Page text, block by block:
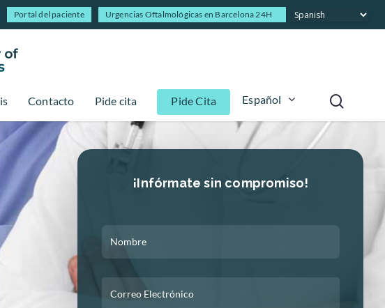
Portal del paciente Urgencias Oftalmológicas en Barcelona 24H
Contacto Pide cita Pide Cita Español
¡Infórmate sin compromiso!